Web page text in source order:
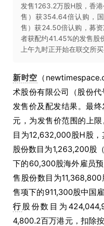
发售1263.2万股H股，香
售）获354.64倍认购，
售）获24.50倍认购，募
者获配约41.45%的发售股
上午九时正开始在联交所
新时空 （
术股份有限公司（股份
发售价及配发结果。最
元，为发售价范围的上
目为12,632,000股H股
股份数目为1,263,200股
下的60,300股海外雇员
售股份数目为
售项下的911,300股中国
行股份数目为
4,800.2百万港元，扣除